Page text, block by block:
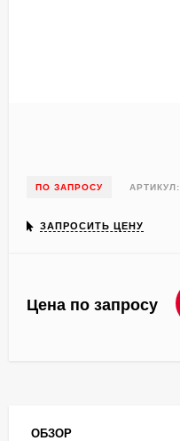
ПО ЗАПРОСУ АРТИКУЛ:
ЗАПРОСИТЬ ЦЕНУ
Цена по запросу
ОБЗОР